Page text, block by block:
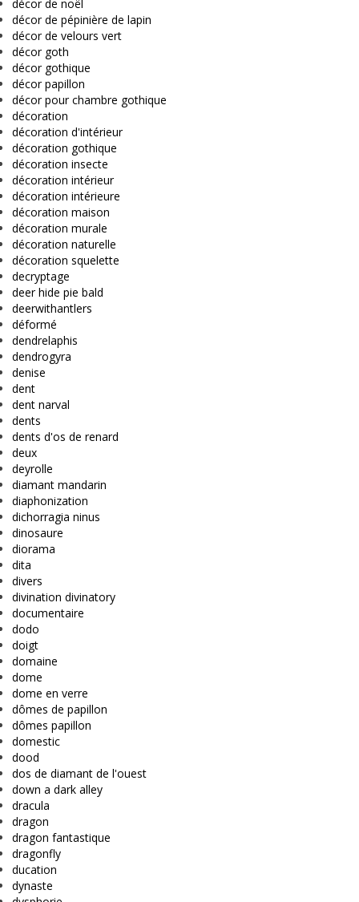
décor de noël
décor de pépinière de lapin
décor de velours vert
décor goth
décor gothique
décor papillon
décor pour chambre gothique
décoration
décoration d'intérieur
décoration gothique
décoration insecte
décoration intérieur
décoration intérieure
décoration maison
décoration murale
décoration naturelle
décoration squelette
decryptage
deer hide pie bald
deerwithantlers
déformé
dendrelaphis
dendrogyra
denise
dent
dent narval
dents
dents d'os de renard
deux
deyrolle
diamant mandarin
diaphonization
dichorragia ninus
dinosaure
diorama
dita
divers
divination divinatory
documentaire
dodo
doigt
domaine
dome
dome en verre
dômes de papillon
dômes papillon
domestic
dood
dos de diamant de l'ouest
down a dark alley
dracula
dragon
dragon fantastique
dragonfly
ducation
dynaste